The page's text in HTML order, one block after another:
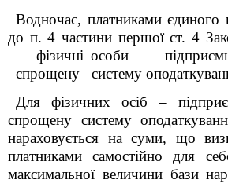
Водночас, платниками єдиного
до п. 4 частини першої ст. 4
фізичні особи –
спрощену систему
Для фізичних осіб –
спрощену систему
нараховується на суми, що
платниками самостійно для
максимальної величини бази